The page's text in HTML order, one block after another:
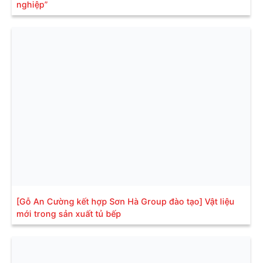
nghiệp”
[Gỗ An Cường kết hợp Sơn Hà Group đào tạo] Vật liệu
mới trong sản xuất tủ bếp